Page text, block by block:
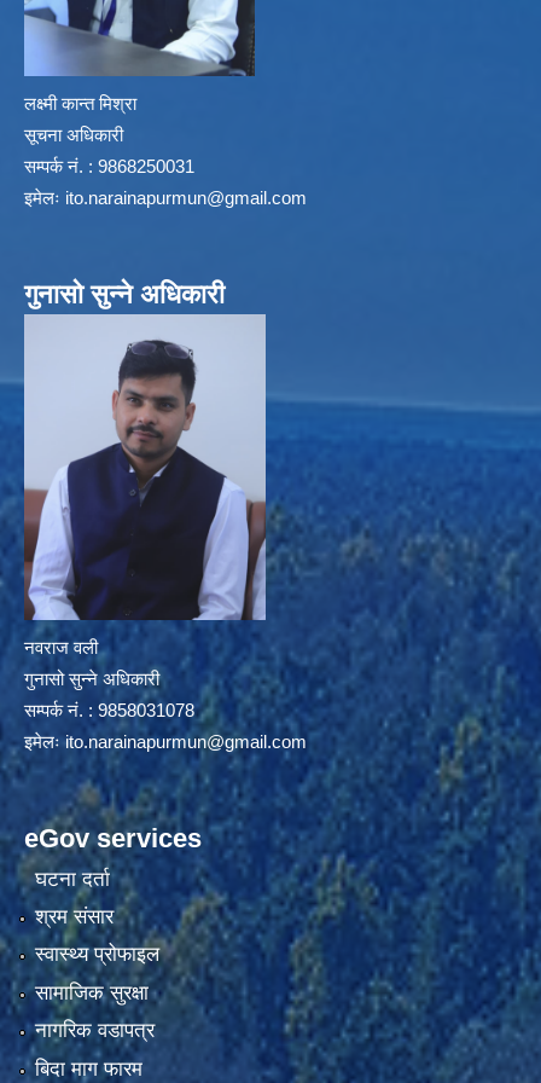
लक्ष्मी कान्त मिश्रा
सूचना अधिकारी
सम्पर्क नं. : 9868250031
इमेलः ito.narainapurmun@gmail.com
गुनासो सुन्ने अधिकारी
नवराज वली
गुनासो सुन्ने अधिकारी
सम्पर्क नं. : 9858031078
इमेलःito.narainapurmun@gmail.com
eGov services
घटना दर्ता
श्रम संसार
स्वास्थ्य प्रोफाइल
सामाजिक सुरक्षा
नागरिक वडापत्र
बिदा माग फारम